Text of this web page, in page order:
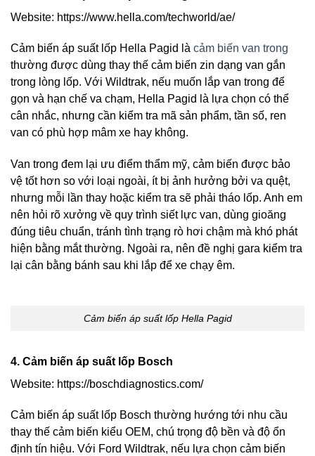
Website: https://www.hella.com/techworld/ae/
Cảm biến áp suất lốp Hella Pagid là cảm biến van trong
thường được dùng thay thế cảm biến zin dạng van gắn
trong lòng lốp. Với Wildtrak, nếu muốn lắp van trong để
gọn và hạn chế va chạm, Hella Pagid là lựa chọn có thể
cân nhắc, nhưng cần kiểm tra mã sản phẩm, tần số, ren
van có phù hợp mâm xe hay không.
Van trong đem lại ưu điểm thẩm mỹ, cảm biến được bảo
vệ tốt hơn so với loại ngoài, ít bị ảnh hưởng bởi va quệt,
nhưng mỗi lần thay hoặc kiểm tra sẽ phải tháo lốp. Anh em
nên hỏi rõ xưởng về quy trình siết lực van, dùng gioăng
đúng tiêu chuẩn, tránh tình trạng rò hơi chậm mà khó phát
hiện bằng mắt thường. Ngoài ra, nên đề nghị gara kiểm tra
lại cân bằng bánh sau khi lắp để xe chạy êm.
Cảm biến áp suất lốp Hella Pagid
4. Cảm biến áp suất lốp Bosch
Website: https://boschdiagnostics.com/
Cảm biến áp suất lốp Bosch thường hướng tới nhu cầu
thay thế cảm biến kiểu OEM, chú trọng độ bền và độ ổn
định tín hiệu. Với Ford Wildtrak, nếu lựa chọn cảm biến